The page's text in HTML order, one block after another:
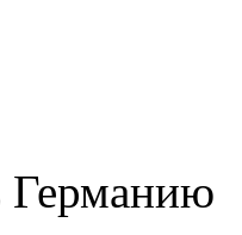
Германию